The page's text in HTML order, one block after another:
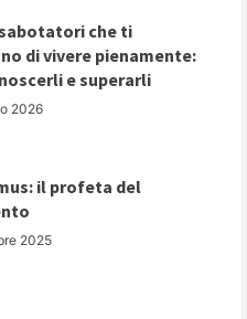
che ti
di vivere pienamente:
e superarli
2026
il profeta del
2025